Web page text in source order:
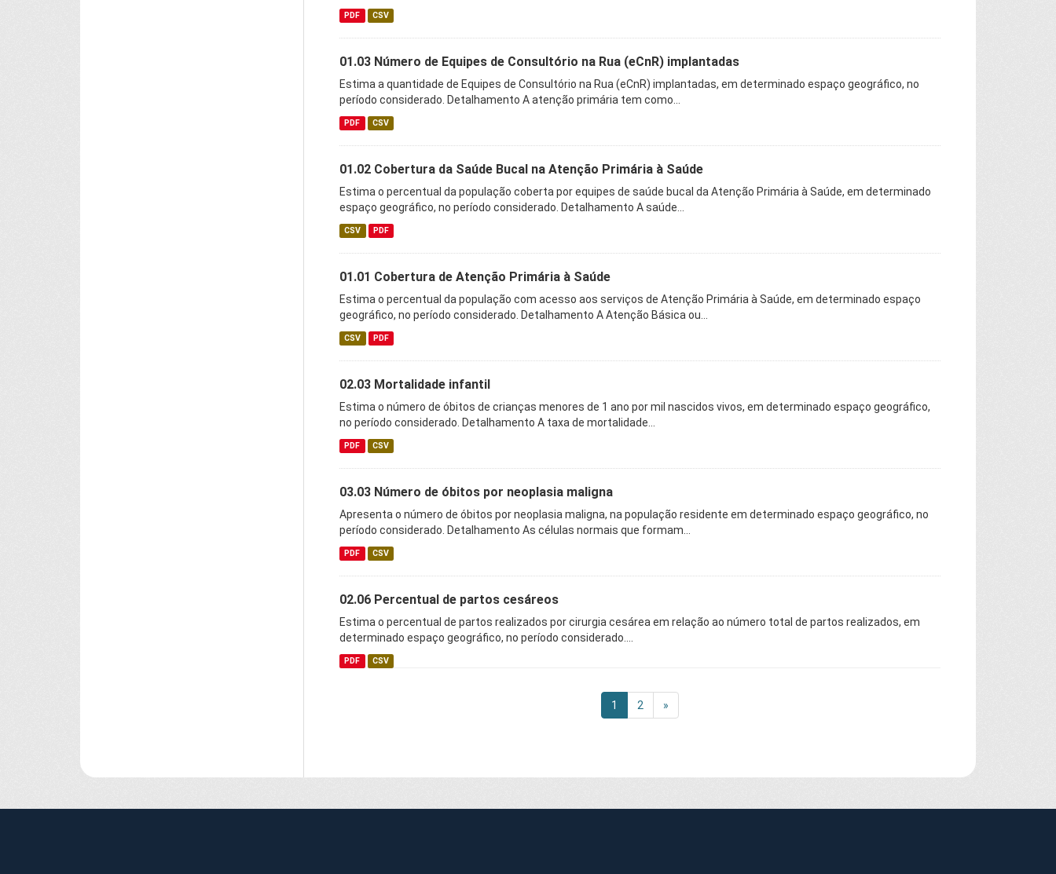
PDF CSV
01.03 Número de Equipes de Consultório na Rua (eCnR) implantadas
Estima a quantidade de Equipes de Consultório na Rua (eCnR) implantadas, em determinado espaço geográfico, no
período considerado. Detalhamento A atenção primária tem como...
PDF CSV
01.02 Cobertura da Saúde Bucal na Atenção Primária à Saúde
Estima o percentual da população coberta por equipes de saúde bucal da Atenção Primária à Saúde, em determinado
espaço geográfico, no período considerado. Detalhamento A saúde...
CSV PDF
01.01 Cobertura de Atenção Primária à Saúde
Estima o percentual da população com acesso aos serviços de Atenção Primária à Saúde, em determinado espaço
geográfico, no período considerado. Detalhamento A Atenção Básica ou...
CSV PDF
02.03 Mortalidade infantil
Estima o número de óbitos de crianças menores de 1 ano por mil nascidos vivos, em determinado espaço geográfico,
no período considerado. Detalhamento A taxa de mortalidade...
PDF CSV
03.03 Número de óbitos por neoplasia maligna
Apresenta o número de óbitos por neoplasia maligna, na população residente em determinado espaço geográfico, no
período considerado. Detalhamento As células normais que formam...
PDF CSV
02.06 Percentual de partos cesáreos
Estima o percentual de partos realizados por cirurgia cesárea em relação ao número total de partos realizados, em
determinado espaço geográfico, no período considerado....
PDF CSV
1 2 »